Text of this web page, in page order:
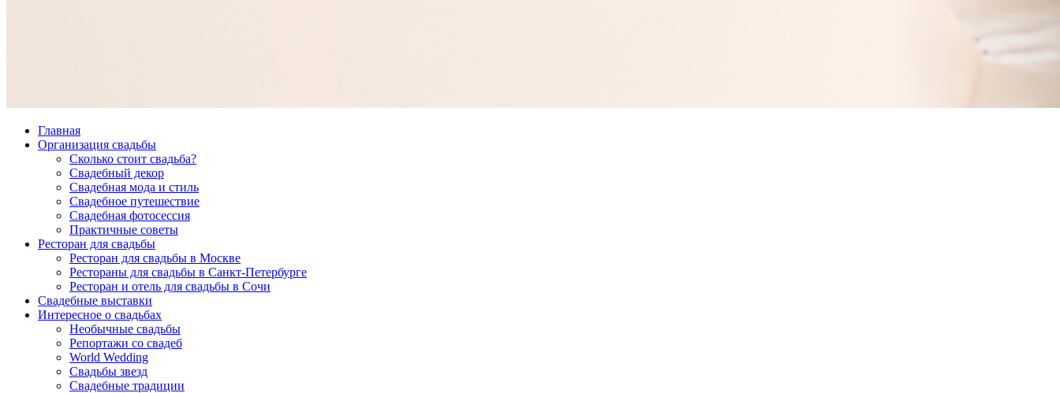
Главная
Организация свадьбы
Сколько стоит свадьба?
Свадебный декор
Свадебная мода и стиль
Свадебное путешествие
Свадебная фотосессия
Практичные советы
Ресторан для свадьбы
Ресторан для свадьбы в Москве
Рестораны для свадьбы в Санкт-Петербурге
Ресторан и отель для свадьбы в Сочи
Свадебные выставки
Интересное о свадьбах
Необычные свадьбы
Репортажи со свадеб
World Wedding
Свадьбы звезд
Свадебные традиции